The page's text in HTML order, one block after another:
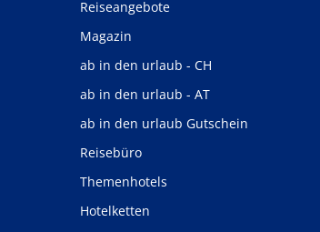
Reiseangebote
Magazin
ab in den urlaub - CH
ab in den urlaub - AT
ab in den urlaub Gutschein
Reisebüro
Themenhotels
Hotelketten